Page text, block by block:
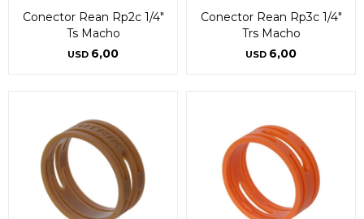
Conector Rean Rp2c 1/4"
Ts Macho
USD 6,00
Conector Rean Rp3c 1/4"
Trs Macho
USD 6,00